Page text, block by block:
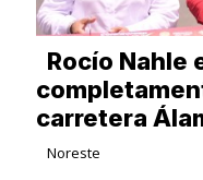
Rocío Nahle
carretera
Noreste